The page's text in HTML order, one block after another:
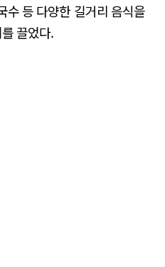
수 등 다양한 길거리 음식을
끌었다.